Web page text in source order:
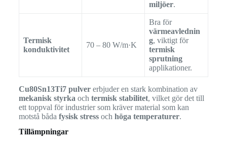
miljöer.
Termisk
konduktivitet
70 – 80 W/m·K
Bra för
värmeavlednin
g, viktigt för
termisk
sprutning
applikationer.
Cu80Sn13Ti7 pulvererbjuder en stark kombination av
mekanisk styrka och termisk stabilitet, vilket gör det till
ett toppval för industrier som kräver material som kan
motstå båda fysisk stressoch höga temperaturer.
Tillämpningar